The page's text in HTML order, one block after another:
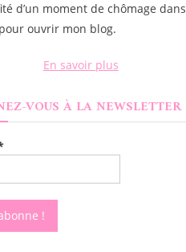
d’un moment de chômage dans
ouvrir mon blog.
En savoir plus
VOUS À LA NEWSLETTER